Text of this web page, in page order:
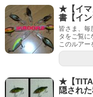
★【イマ
書【イ
皆さま、毎
タをご覧に
このルアー
★【
隠され